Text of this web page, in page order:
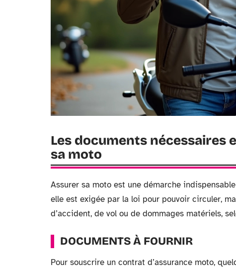
Les documents nécessaires
sa moto
Assurer sa moto est une démarche
elle est exigée par la loi pour pouvoir circuler,
d’accident, de vol ou de dommages matériels,
DOCUMENTS À FOURNIR
Pour souscrire un contrat d’assurance moto,